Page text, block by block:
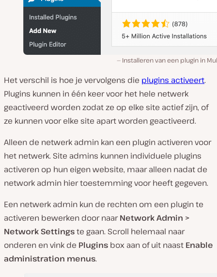
Installeren van een plugin in
Het verschil is hoe je vervolgens die plugins activeert.
Plugins kunnen in één keer voor het hele netwerk
geactiveerd worden zodat ze op elke site actief zijn, of
ze kunnen voor elke site apart worden geactiveerd.
Alleen de netwerk admin kan een plugin activeren voor
het netwerk. Site admins kunnen individuele plugins
activeren op hun eigen website, maar alleen nadat de
network admin hier toestemming voor heeft gegeven.
Een netwerk admin kun de rechten om een plugin te
activeren bewerken door naarNetwork Admin >
Network Settingste gaan. Scroll helemaal naar
onderen en vink de Plugins box aan of uit naast Enable
administration menus.